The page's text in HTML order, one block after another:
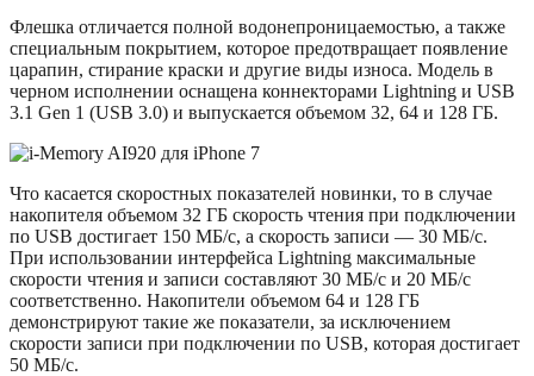
Флешка отличается полной водонепроницаемостью, а также
специальным покрытием, которое предотвращает появление
царапин, стирание краски и другие виды износа. Модель в
черном исполнении оснащена коннекторами Lightning и USB
3.1 Gen 1 (USB 3.0) и выпускается объемом 32, 64 и 128 ГБ.
Что касается скоростных показателей новинки, то в случае
накопителя объемом 32 ГБ скорость чтения при подключении
по USB достигает 150 МБ/с, а скорость записи — 30 МБ/с.
При использовании интерфейса Lightning максимальные
скорости чтения и записи составляют 30 МБ/с и 20 МБ/с
соответственно. Накопители объемом 64 и 128 ГБ
демонстрируют такие же показатели, за исключением
скорости записи при подключении по USB, которая достигает
50 МБ/с.